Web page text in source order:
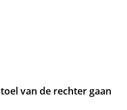
van de rechter gaan